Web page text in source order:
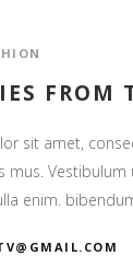
FROM
sit amet,
mus.
enim.